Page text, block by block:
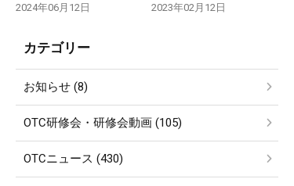
2024年06月12日 2023年02月12日
カテゴリー
お知らせ (8)
OTC研修会・研修会動画 (105)
OTCニュース (430)